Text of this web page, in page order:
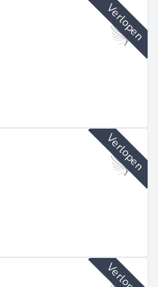
Verlopen
Verlopen